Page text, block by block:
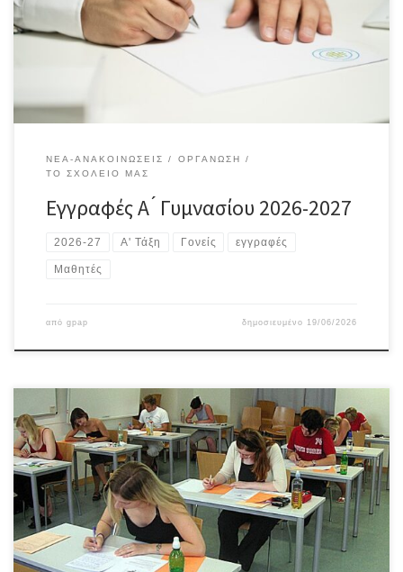
2026-2027 πρέπει πριν την έναρξη των μαθημάτων να
προσκομίσουν ή να προωθήσουν ηλεκτρονικά στο σχολείο αφού
προηγουμένως έχουν υπογραφεί, τα παρακάτω δικαιολογητικά:
ΝΈΑ-ΑΝΑΚΟΙΝΏΣΕΙΣ
ΟΡΓΆΝΩΣΗ
ΤΟ ΣΧΟΛΕΊΟ ΜΑΣ
Εγγραφές Α ́ Γυμνασίου 2026-2027
2026-27 Α' Τάξη Γονείς εγγραφές
Μαθητές
από gpap δημοσιευμένο 19/06/2026
Α’ Τάξη – Ύλη περιόδου Ιουνίου 2026 Β’ Τάξη – Ύλη περιόδου
Ιουνίου 2026 Γ’ Τάξη – Ύλη περιόδου Ιουνίου 2026